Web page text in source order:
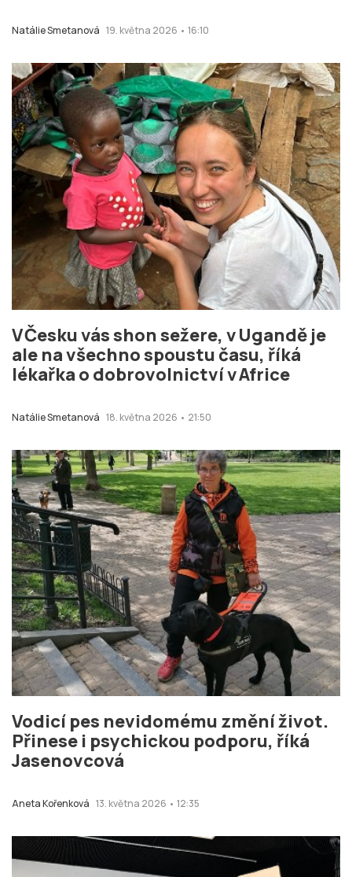
Natálie Smetanová 19. května 2026 • 16:10
V Česku vás shon sežere, v Ugandě je
ale na všechno spoustu času, říká
lékařka o dobrovolnictví v Africe
Natálie Smetanová 18. května 2026 • 21:50
Vodicí pes nevidomému změní život.
Přinese i psychickou podporu, říká
Jasenovcová
Aneta Kořenková 13. května 2026 • 12:35